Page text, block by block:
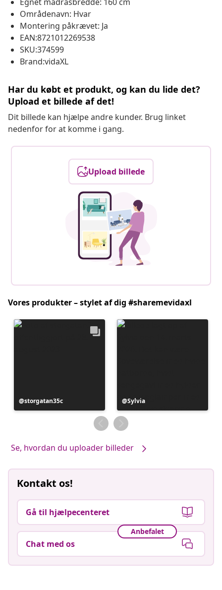
Områdenavn: Hvar
Montering påkrævet: Ja
EAN:8721012269538
SKU:374599
Brand:vidaXL
Har du købt et produkt, og kan du lide det?
Upload et billede af det!
Dit billede kan hjælpe andre kunder. Brug linket
nedenfor for at komme i gang.
Upload billede
Vores produkter – stylet af dig #sharemevidaxl
Opslag
offentliggjort
storgatan35c
Opslag
offentliggjort
af
Sylvia
Se, hvordan du uploader billeder
Kontakt os!
Gå til hjælpecenteret
Anbefalet
Chat med os